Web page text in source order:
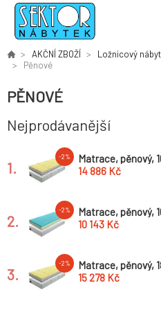
AKČNÍ ZBOŽÍ Ložnicový
Pěnové
PĚNOVÉ
Nejprodávanější
1.
-2%
Matrace, pěnový,
14 886 Kč
2.
-2%
Matrace, pěnový,
NEW
10 143 Kč
3.
-2%
Matrace, pěnový,
15 278 Kč